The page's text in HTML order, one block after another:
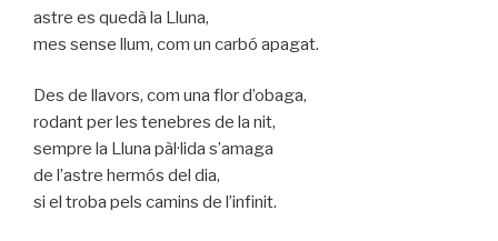
astre es quedà la Lluna,
mes sense llum, com un carbó apagat.
Des de llavors, com una flor d’obaga,
rodant per les tenebres de la nit,
sempre la Lluna pàl·lida s’amaga
de l’astre hermós del dia,
si el troba pels camins de l’infinit.